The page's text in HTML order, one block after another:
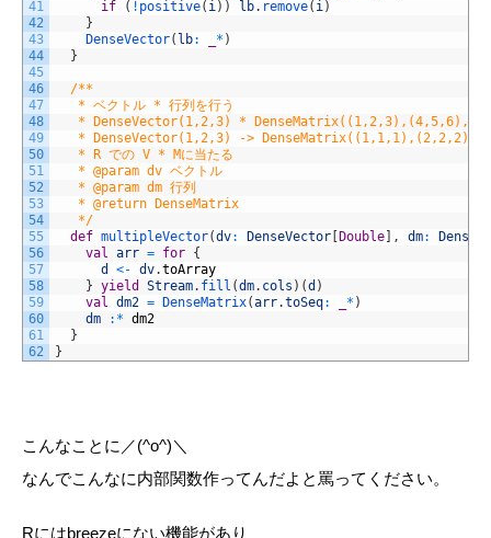
41
42
43
44
45
46
47
48
49
50
51
52
53
54
55
56
57
58
59
60
61
62
if
( ! positive( i) ) lb. remove( i)
}
DenseVector( lb: * )
}
/**
* ベクトル * 行列を行う
* DenseVector(1,2,3) *
* DenseVector(1,2,3) ->
* R での V * Mに当たる
* @param dv ベクトル
* @param dm 行列
* @return DenseMatrix
*/
def multipleVector(dv: DenseVector Double , dm:
val arr = for {
d
<- dv.toArray
} yield Stream. fill (dm. cols ) (d )
val dm2 = DenseMatrix(arr.toSeq: * )
dm
: * dm2
}
}
こんなことに／(^o^)＼
なんでこんなに内部関数作ってんだよと罵ってください。
Rにはbreezeにない機能があり